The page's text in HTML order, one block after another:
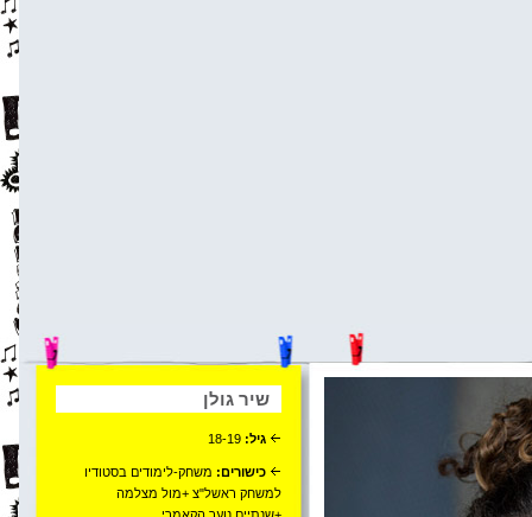
שיר גולן
גיל: 18-19
כישורים: משחק-לימודים בסטודיו
למשחק ראשל"צ +מול מצלמה
+שנתיים נוער הקאמרי